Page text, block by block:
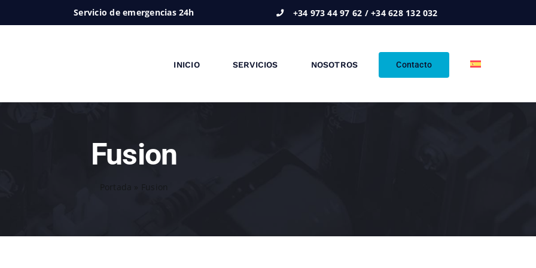
Servicio de emergencias 24h +34 973 44 97 62 / +34 628 132 032
INICIO SERVICIOS NOSOTROS Contacto
Fusion
Portada Fusion